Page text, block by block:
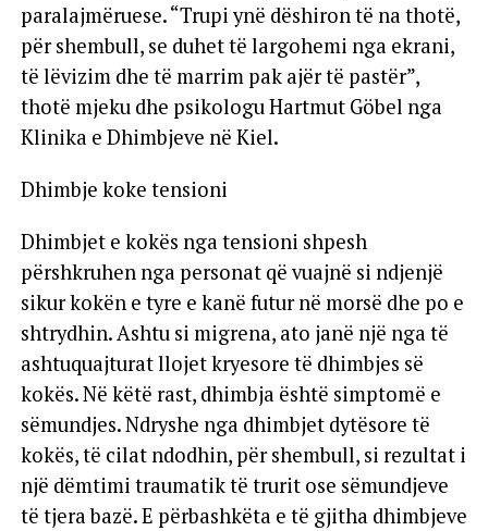
paralajmëruese. “Trupi ynë dëshiron të na thotë,
për shembull, se duhet të largohemi nga ekrani,
të lëvizim dhe të marrim pak ajër të pastër”,
thotë mjeku dhe psikologu Hartmut Göbel nga
Klinika e Dhimbjeve në Kiel.
Dhimbje koke tensioni
Dhimbjet e kokës nga tensioni shpesh
përshkruhen nga personat që vuajnë si ndjenjë
sikur kokën e tyre e kanë futur në morsë dhe po e
shtrydhin. Ashtu si migrena, ato janë një nga të
ashtuquajturat llojet kryesore të dhimbjes së
kokës. Në këtë rast, dhimbja është simptomë e
sëmundjes. Ndryshe nga dhimbjet dytësore të
kokës, të cilat ndodhin, për shembull, si rezultat i
një dëmtimi traumatik të trurit ose sëmundjeve
të tjera bazë. E përbashkëta e të gjitha dhimbjeve